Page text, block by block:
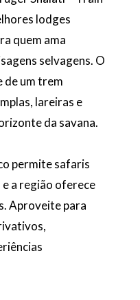
lodges
quem ama
selvagens. O
de um trem
lareiras e
da savana.
permite safaris
a região oferece
Aproveite para